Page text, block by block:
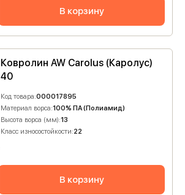
В корзину
Ковролин AW Carolus (Каролус)
40
Код товара:000017895
Материал ворса:100% ПА (Полиамид)
Высота ворса (мм):13
Класс износостойкости:22
В корзину